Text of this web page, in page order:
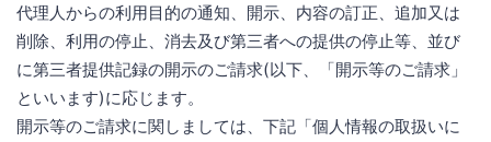
代理人からの利用目的の通知、開示、内容の訂正、追加又は
削除、利用の停止、消去及び第三者への提供の停止等、並び
に第三者提供記録の開示のご請求(以下、「開示等のご請求」
といいます)に応じます。
開示等のご請求に関しましては、下記「個人情報の取扱いに